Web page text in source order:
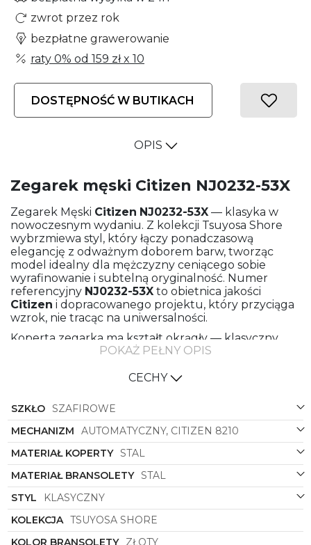
zwrot przez rok
bezpłatne grawerowanie
raty 0% od 159 złx 10
DOSTĘPNOŚĆ W BUTIKACH
OPIS
Zegarek męski Citizen NJ0232-53X
Zegarek Męski Citizen NJ0232-53X — klasyka w
nowoczesnym wydaniu. Z kolekcji Tsuyosa Shore
wybrzmiewa styl, który łączy ponadczasową
elegancję z odważnym doborem barw, tworząc
model idealny dla mężczyzny ceniącego sobie
wyrafinowanie i subtelną oryginalność. Numer
referencyjny NJ0232-53X to obietnica jakości
Citizen i dopracowanego projektu, który przyciąga
wzrok, nie tracąc na uniwersalności.
Koperta zegarka ma kształt okrągły — klasyczny
motyw przywołujący tradycję zegarmistrzowską.
odcieniach zieleni i złota, które harmonijnie ze sobą
modelowi niebanalnego charakteru; złote detale
ocieplają ogólną kompozycję, podkreślając
elegancję i luksusowy charakter czasomierza.
Tarcza o głębokim, nasyconym zielonym kolorze
stanowi wysmakowane tło dla wskazówek i
indeksów, które w wersji złotej zapewniają
czytelność i stylowy kontrast.
Bransoleta zrobiona ze stali, utrzymana w złotej
tonacji, łączy trwałość z efektownym
wykończeniem. Jej ogniwa zostały zaprojektowane
POKAŻ PEŁNY OPIS
CECHY
SZKŁO SZAFIROWE
MECHANIZM
AUTOMATYCZNY, CITIZEN 8210
MATERIAŁ KOPERTY STAL
MATERIAŁ BRANSOLETY STAL
STYL
KLASYCZNY
KOLEKCJA TSUYOSA SHORE
KOLOR BRANSOLETY ZŁOTY